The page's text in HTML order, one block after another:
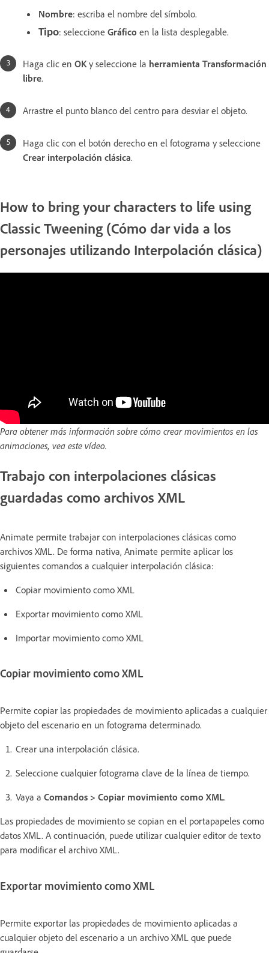
Nombre: escriba el nombre del símbolo.
Tipo: seleccione Gráfico en la lista desplegable.
Haga clic en OKy seleccione la herramienta Transformación
libre.
Arrastre el punto blanco del centro para desviar el objeto.
Haga clic con el botón derecho en el fotograma y seleccione
Crear interpolación clásica.
How to bring your characters to life using
Classic Tweening (Cómo dar vida a los
personajes utilizando Interpolación clásica)
Para obtener más información sobre cómo crear movimientos en las
animaciones, vea este vídeo.
Trabajo con interpolaciones clásicas
guardadas como archivos XML
Animate permite trabajar con interpolaciones clásicas como
archivos XML. De forma nativa, Animate permite aplicar los
siguientes comandos a cualquier interpolación clásica:
Copiar movimiento como XML
Exportar movimiento como XML
Importar movimiento como XML
Copiar movimiento como XML
Permite copiar las propiedades de movimiento aplicadas a cualquier
objeto del escenario en un fotograma determinado.
Crear una interpolación clásica.
Seleccione cualquier fotograma clave de la línea de tiempo.
Vaya a Comandos > Copiar movimiento como XML.
Las propiedades de movimiento se copian en el portapapeles como
datos XML. A continuación, puede utilizar cualquier editor de texto
para modificar el archivo XML.
Exportar movimiento como XML
Permite exportar las propiedades de movimiento aplicadas a
cualquier objeto del escenario a un archivo XML que puede